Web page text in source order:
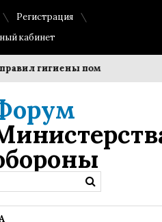
Регистрация
кабинет
гигиены помогает